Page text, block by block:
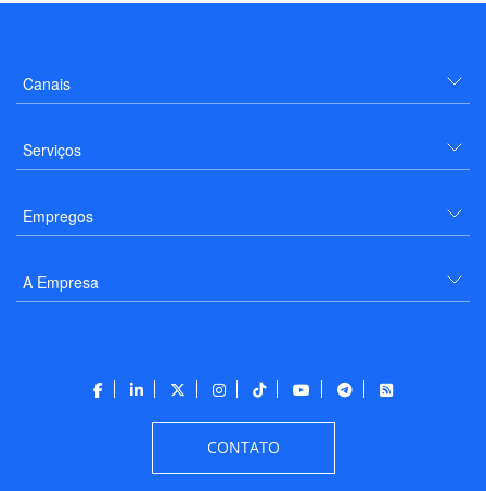
Canais
Serviços
Empregos
A Empresa
CONTATO